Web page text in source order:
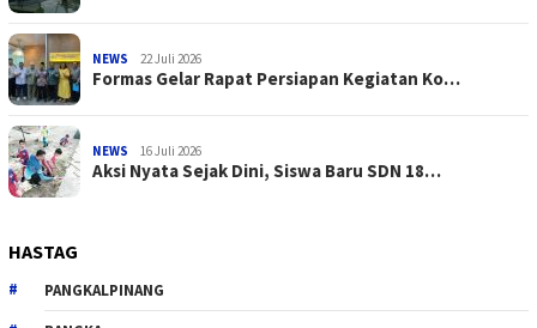
NEWS 22 Juli 2026
Formas Gelar Rapat Persiapan Kegiatan Ko…
NEWS 16 Juli 2026
Aksi Nyata Sejak Dini, Siswa Baru SDN 18…
HASTAG
PANGKALPINANG